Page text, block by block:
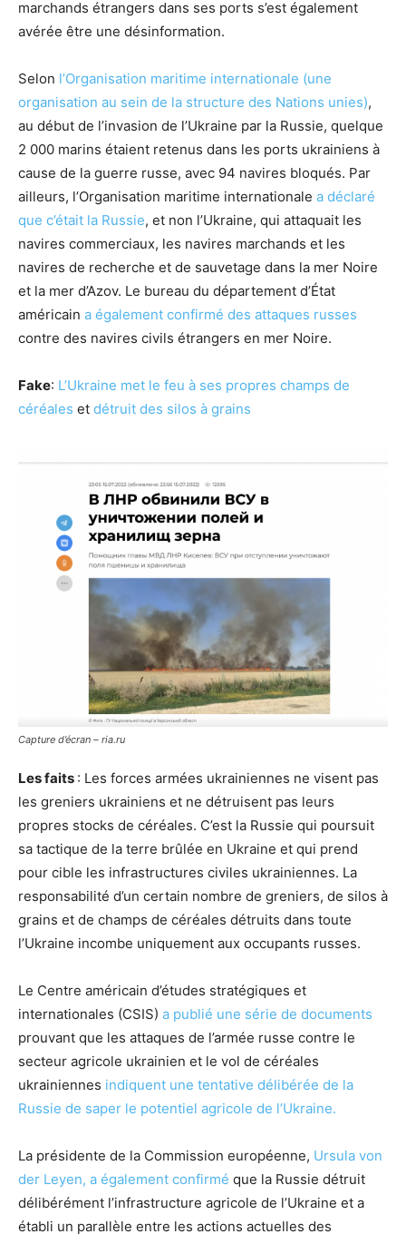
marchands étrangers dans ses ports s’est également
avérée être une désinformation.
Selon l’Organisation maritime internationale (une
organisation au sein de la structure des Nations unies),
au début de l’invasion de l’Ukraine par la Russie, quelque
2 000 marins étaient retenus dans les ports ukrainiens à
cause de la guerre russe, avec 94 navires bloqués. Par
ailleurs, l’Organisation maritime internationale a déclaré
que c’était la Russie, et non l’Ukraine, qui attaquait les
navires commerciaux, les navires marchands et les
navires de recherche et de sauvetage dans la mer Noire
et la mer d’Azov. Le bureau du département d’État
américain a également confirmé des attaques russes
contre des navires civils étrangers en mer Noire.
Fake: L’Ukraine met le feu à ses propres champs de
céréales et détruit des silos à grains
Capture d’écran – ria.ru
Les faits : Les forces armées ukrainiennes ne visent pas
les greniers ukrainiens et ne détruisent pas leurs
propres stocks de céréales. C’est la Russie qui poursuit
sa tactique de la terre brûlée en Ukraine et qui prend
pour cible les infrastructures civiles ukrainiennes. La
responsabilité d’un certain nombre de greniers, de silos à
grains et de champs de céréales détruits dans toute
l’Ukraine incombe uniquement aux occupants russes.
Le Centre américain d’études stratégiques et
internationales (CSIS) a publié une série de documents
prouvant que les attaques de l’armée russe contre le
secteur agricole ukrainien et le vol de céréales
ukrainiennes indiquent une tentative délibérée de la
Russie de saper le potentiel agricole de l’Ukraine.
La présidente de la Commission européenne, Ursula von
der Leyen, a également confirmé que la Russie détruit
délibérément l’infrastructure agricole de l’Ukraine et a
établi un parallèle entre les actions actuelles des